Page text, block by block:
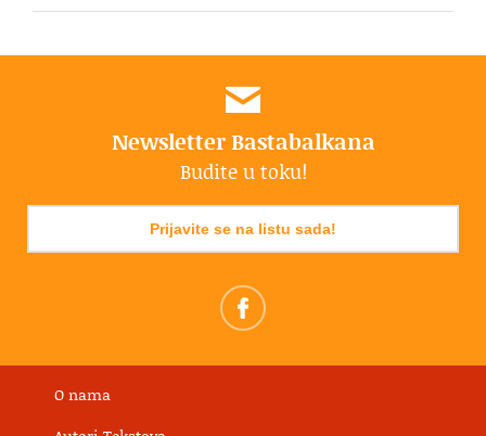
Newsletter Bastabalkana
Budite u toku!
Prijavite se na listu sada!
O nama